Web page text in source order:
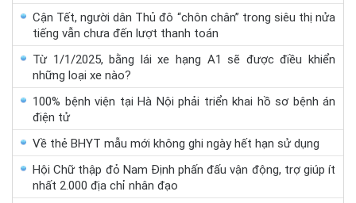
Cận Tết, người dân Thủ đô “chôn chân” trong siêu thị nửa
tiếng vẫn chưa đến lượt thanh toán
Từ 1/1/2025, bằng lái xe hạng A1 sẽ được điều khiển
những loại xe nào?
100% bệnh viện tại Hà Nội phải triển khai hồ sơ bệnh án
điện tử
Về thẻ BHYT mẫu mới không ghi ngày hết hạn sử dụng
Hội Chữ thập đỏ Nam Định phấn đấu vận động, trợ giúp ít
nhất 2.000 địa chỉ nhân đạo